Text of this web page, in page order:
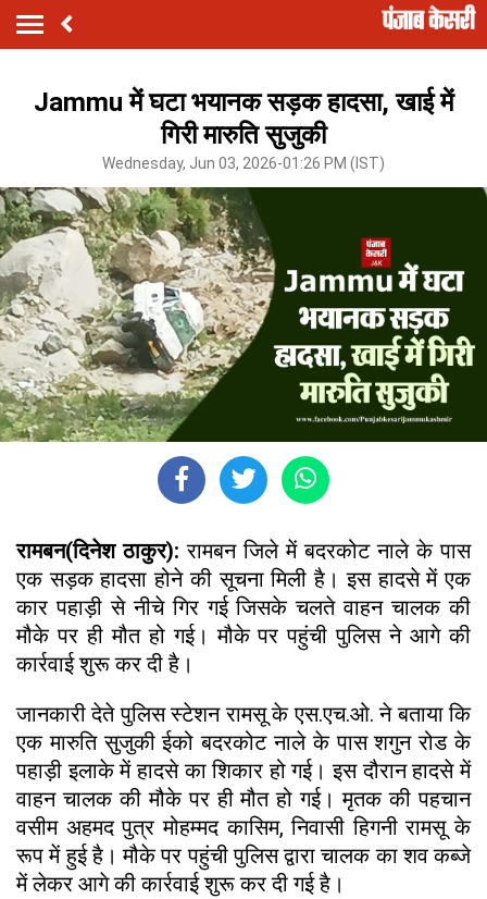
Jammu में घटा भयानक सड़क हादसा, खाई में
गिरी मारुति सुजुकी
Wednesday, Jun 03, 2026-01:26 PM (IST)
रामबन(दिनेश ठाकुर):रामबन जिले में बदरकोट नाले के पास
एक सड़क हादसा होने की सूचना मिली है। इस हादसे में एक
कार पहाड़ी से नीचे गिर गई जिसके चलते वाहन चालक की
मौके पर ही मौत हो गई। मौके पर पहुंची पुलिस ने आगे की
कार्रवाई शुरू कर दी है।
जानकारी देते पुलिस स्टेशन रामसू के एस.एच.ओ. ने बताया कि
एक मारुति सुजुकी ईको बदरकोट नाले के पास शगुन रोड के
पहाड़ी इलाके में हादसे का शिकार हो गई। इस दौरान हादसे में
वाहन चालक की मौके पर ही मौत हो गई। मृतक की पहचान
वसीम अहमद पुत्र मोहम्मद कासिम, निवासी हिगनी रामसू के
रूप में हुई है। मौके पर पहुंची पुलिस द्वारा चालक का शव कब्जे
में लेकर आगे की कार्रवाई शुरू कर दी गई है।